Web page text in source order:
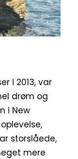
i 2013, var
drøm og
i New
storslåede,
mere